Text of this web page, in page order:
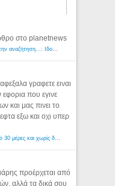
στο planetnews
Λόγιος Ερμής | Η γνώση ξεκινάει με την αναζήτηση...: Ιδού οι 18 που χρωστούν 11 δις ευρώ!
γραφετε ειναι
εφορια που εγινε
και μας πινει το
εξω και οχι υπερ
Εφορία: Κατάσχονται όλα ύστερα από 30 μέρες και χωρίς δικαστικές αποφάσεις - Λόγιος Ερμής
προέρχεται από
αλλά τα δικά σου